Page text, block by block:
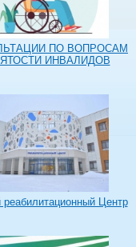
ПО ВОПРОСАМ
ИНВАЛИДОВ
реабилитационный Центр